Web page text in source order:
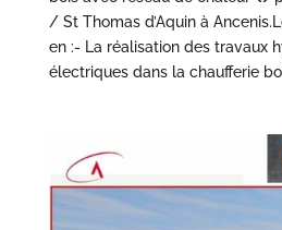
/ St Thomas d’Aquin à
en :- La réalisation des travaux
électriques dans la chaufferie